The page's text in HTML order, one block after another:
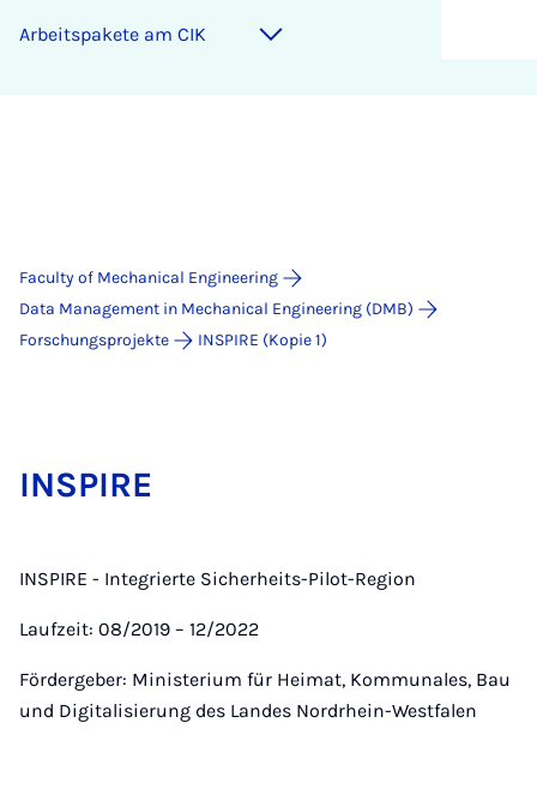
Arbeitspakete am CIK
Faculty of Mechanical Engineering
Data Management in Mechanical Engineering (DMB)
Forschungsprojekte
INSPIRE (Kopie 1)
INSPIRE
INSPIRE - Integrierte Sicherheits-Pilot-Region
Laufzeit: 08/2019 – 12/2022
Fördergeber: Ministerium für Heimat, Kommunales, Bau
und Digitalisierung des Landes Nordrhein-Westfalen